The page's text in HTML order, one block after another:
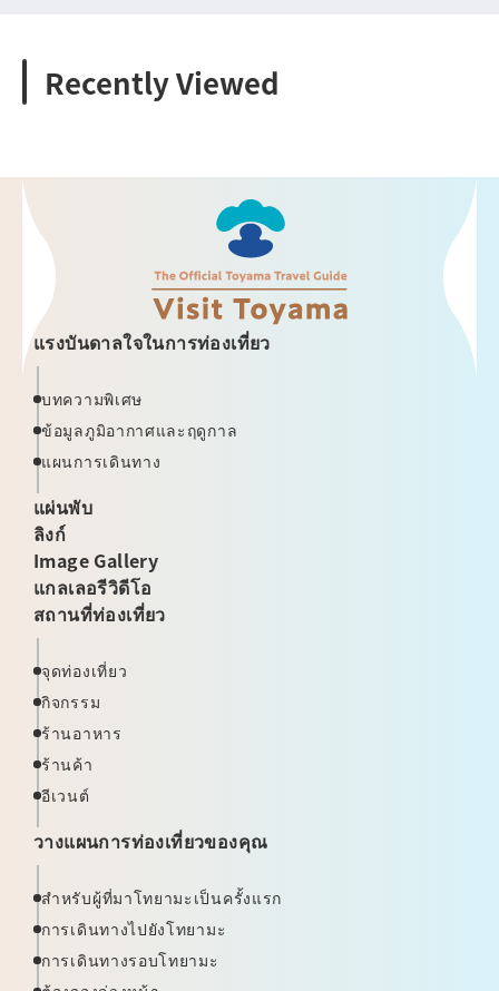
Recently Viewed
แรงบันดาลใจในการท่องเที่ยว
บทความพิเศษ
ข้อมูลภูมิอากาศและฤดูกาล
แผนการเดินทาง
แผ่นพับ
ลิงก์
Image Gallery
แกลเลอรีวิดีโอ
สถานที่ท่องเที่ยว
จุดท่องเที่ยว
กิจกรรม
ร้านอาหาร
ร้านค้า
อีเวนต์
วางแผนการท่องเที่ยวของคุณ
สำหรับผู้ที่มาโทยามะเป็นครั้งแรก
การเดินทางไปยังโทยามะ
การเดินทางรอบโทยามะ